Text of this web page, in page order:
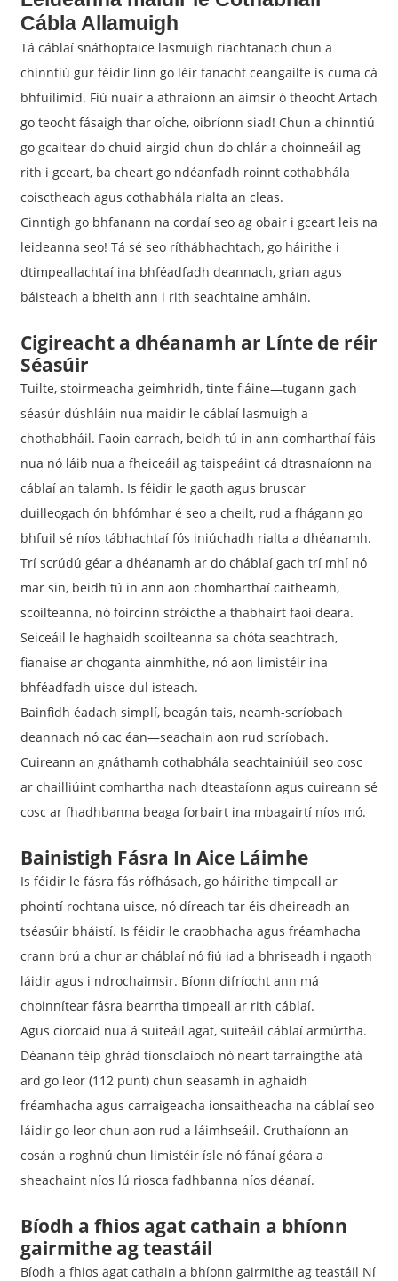
Cábla Allamuigh
Tá cáblaí snáthoptaice lasmuigh riachtanach chun a
chinntiú gur féidir linn go léir fanacht ceangailte is cuma cá
bhfuilimid. Fiú nuair a athraíonn an aimsir ó theocht Artach
go teocht fásaigh thar oíche, oibríonn siad! Chun a chinntiú
go gcaitear do chuid airgid chun do chlár a choinneáil ag
rith i gceart, ba cheart go ndéanfadh roinnt cothabhála
coisctheach agus cothabhála rialta an cleas.
Cinntigh go bhfanann na cordaí seo ag obair i gceart leis na
leideanna seo! Tá sé seo ríthábhachtach, go háirithe i
dtimpeallachtaí ina bhféadfadh deannach, grian agus
báisteach a bheith ann i rith seachtaine amháin.
Cigireacht a dhéanamh ar Línte de réir
Séasúir
Tuilte, stoirmeacha geimhridh, tinte fiáine—tugann gach
séasúr dúshláin nua maidir le cáblaí lasmuigh a
chothabháil. Faoin earrach, beidh tú in ann comharthaí fáis
nua nó láib nua a fheiceáil ag taispeáint cá dtrasnaíonn na
cáblaí an talamh. Is féidir le gaoth agus bruscar
duilleogach ón bhfómhar é seo a cheilt, rud a fhágann go
bhfuil sé níos tábhachtaí fós iniúchadh rialta a dhéanamh.
Trí scrúdú géar a dhéanamh ar do cháblaí gach trí mhí nó
mar sin, beidh tú in ann aon chomharthaí caitheamh,
scoilteanna, nó foircinn stróicthe a thabhairt faoi deara.
Seiceáil le haghaidh scoilteanna sa chóta seachtrach,
fianaise ar choganta ainmhithe, nó aon limistéir ina
bhféadfadh uisce dul isteach.
Bainfidh éadach simplí, beagán tais, neamh-scríobach
deannach nó cac éan—seachain aon rud scríobach.
Cuireann an gnáthamh cothabhála seachtainiúil seo cosc ​​
ar chailliúint comhartha nach dteastaíonn agus cuireann sé
cosc ​​ar fhadhbanna beaga forbairt ina mbagairtí níos mó.
Bainistigh Fásra In Aice Láimhe
Is féidir le fásra fás rófhásach, go háirithe timpeall ar
phointí rochtana uisce, nó díreach tar éis dheireadh an
tséasúir bháistí. Is féidir le craobhacha agus fréamhacha
crann brú a chur ar cháblaí nó fiú iad a bhriseadh i ngaoth
láidir agus i ndrochaimsir. Bíonn difríocht ann má
choinnítear fásra bearrtha timpeall ar rith cáblaí.
Agus ciorcaid nua á suiteáil agat, suiteáil cáblaí armúrtha.
Déanann téip ghrád tionsclaíoch nó neart tarraingthe atá
ard go leor (112 punt) chun seasamh in aghaidh
fréamhacha agus carraigeacha ionsaitheacha na cáblaí seo
láidir go leor chun aon rud a láimhseáil. Cruthaíonn an
cosán a roghnú chun limistéir ísle nó fánaí géara a
sheachaint níos lú riosca fadhbanna níos déanaí.
Bíodh a fhios agat cathain a bhíonn
gairmithe ag teastáil
Bíodh a fhios agat cathain a bhíonn gairmithe ag teastáil Ní